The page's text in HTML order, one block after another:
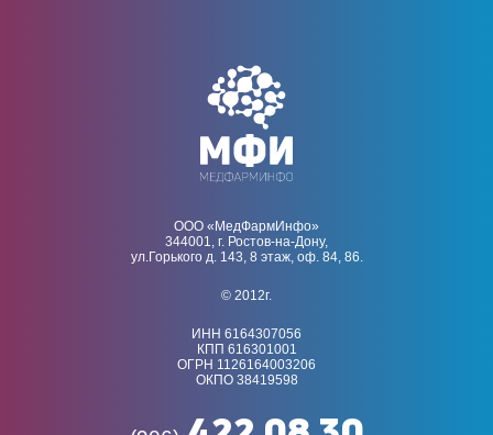
ООО «МедФармИнфо»
344001, г. Ростов-на-Дону,
ул.Горького д. 143, 8 этаж, оф. 84, 86.
© 2012г.
ИНН 6164307056
КПП 616301001
ОГРН 1126164003206
ОКПО 38419598